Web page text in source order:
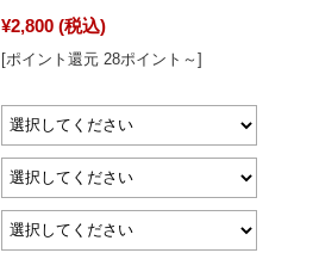
¥2,800 (税込)
[ポイント還元 28ポイント～]